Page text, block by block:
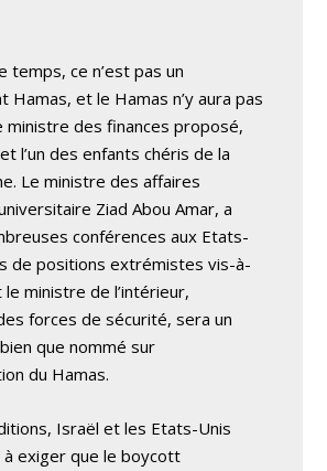
temps, ce n’est pas un
Hamas, et le Hamas n’y aura pas
ministre des finances proposé,
l’un des enfants chéris de la
Le ministre des affaires
Ziad Abou Amar, a
conférences aux Etats-
de positions extrémistes vis-à-
le ministre de l’intérieur,
forces de sécurité, sera un
que nommé sur
du Hamas.
Israël et les Etats-Unis
à exiger que le boycott